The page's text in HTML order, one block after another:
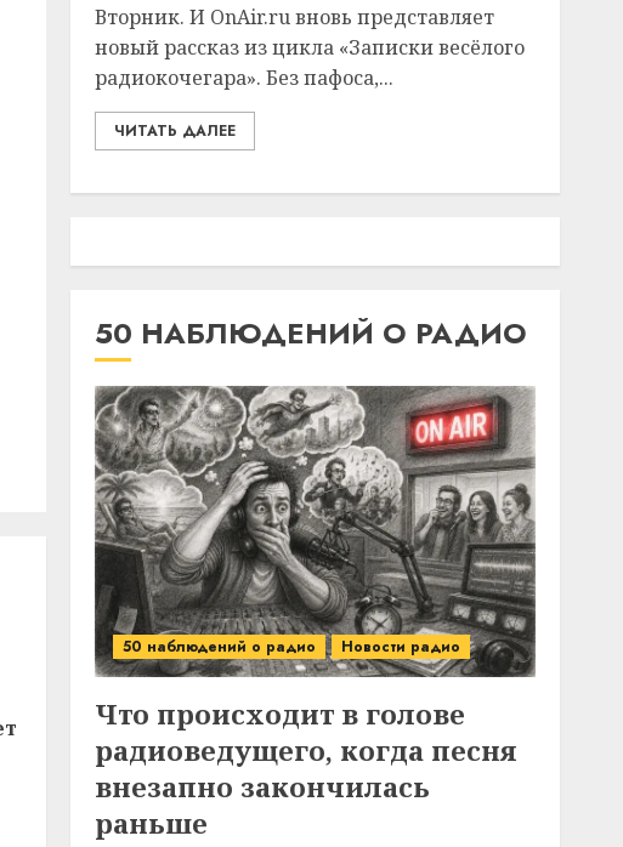
Вторник. И OnAir.ru вновь представляет
новый рассказ из цикла «Записки весёлого
радиокочегара». Без пафоса,...
ЧИТАТЬ ДАЛЕЕ
50 НАБЛЮДЕНИЙ О РАДИО
50 наблюдений о радио Новости радио
Что происходит в голове
радиоведущего, когда песня
внезапно закончилась
раньше